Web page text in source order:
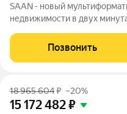
SAAN - новый
недвижимости в двух
представлены различные
просторных резиденций с
Позвонить
18 965 604₽ –20%
15 172 482₽